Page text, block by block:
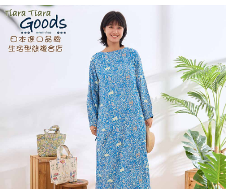
３．安心：先確認商品／服務後，再付款。
【「AFTEE先享後付」結帳流程】
１．於結帳方式選擇「AFTEE先享後付」後，將跳轉至「AFTEE先享後付」
結帳頁面，進行簡訊認證並確認金額後，即可完成結帳。
２．訂單成立數日內，您將收到繳費通知簡訊。
３．收到繳費通知簡訊後14天內，點擊此簡訊中的連結，可透過四大超商／
ATM／網路銀行／等多元方式進行付款，方視為交易完成。
※ 請注意：結帳手續完成當下不需立刻繳費，但若您需要取消訂單，請聯絡
購買商品的店家。未經商家同意取消之訂單仍視為有效，需透過AFTEE先享
※ 交易是否成功請以「AFTEE先享後付 」之結帳頁面顯示為準，若有關於
是否繳費成功／繳費後需取消欲退款等相關疑問，請聯繫「AFTEE先享後付
https://netprotections.freshdesk.com/support/home
【注意事項】
１．透過由恩沛科技股份有限公司提供之「AFTEE先享後付」服務完成之交
易，需依本服務之必要範圍內提供個人資料，並將交易相關給付款項請求債
權轉讓予恩沛科技股份有限公司。
２．關於個人資料處理事宜，請瀏覽以下網址：
https://aftee.tw/terms/#terms3
全家取貨付款
每筆NT$60，滿NT$1,800(含以上)免運費
付款後全家取貨
每筆NT$60，滿NT$1,800(含以上)免運費
每筆NT$60，滿NT$2,000(含以上)免運費
每筆NT$60，滿NT$2,000(含以上)免運費
黑貓宅急便(包裹尺寸60cm以下)
每筆NT$100，滿NT$2,000(含以上)免運費
黑貓宅急便(包裹尺寸90cm以下)
每筆NT$140，滿NT$2,000(含以上)免運費